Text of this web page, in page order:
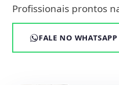
Profissionais prontos
FALE NO WHATSAPP